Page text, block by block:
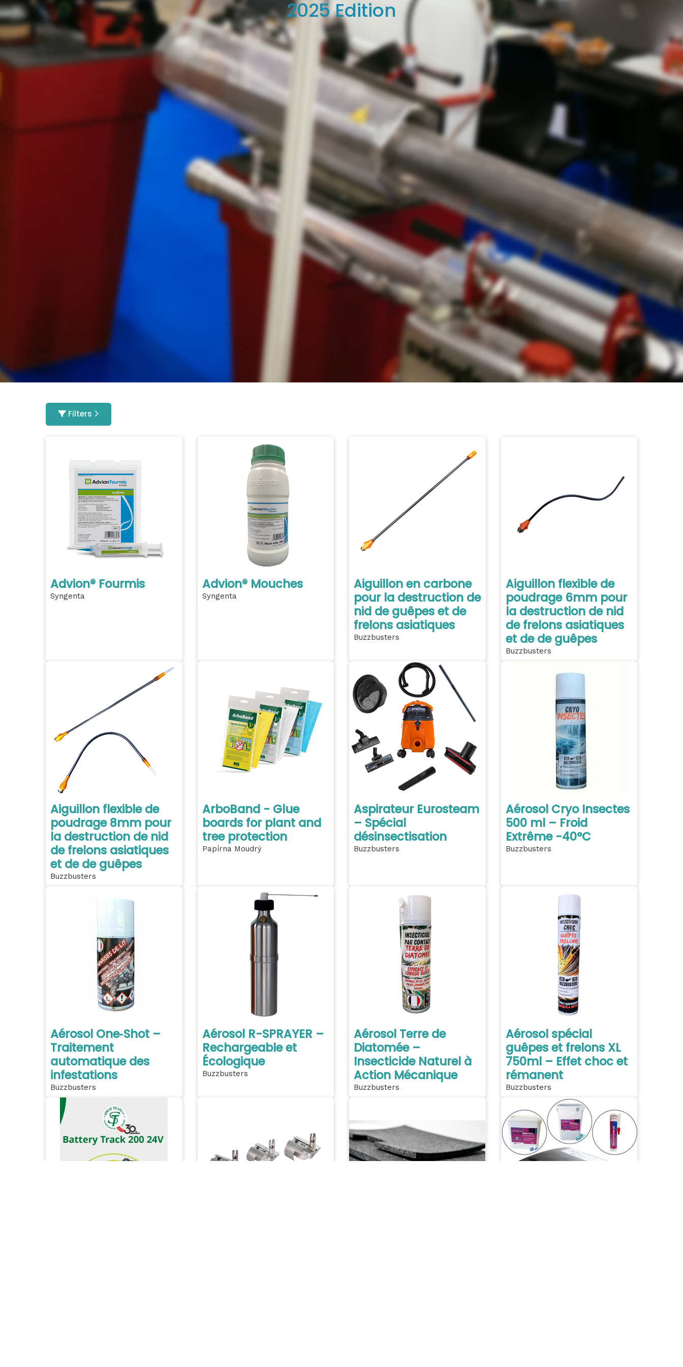
2025 Edition
Filters
Advion® Fourmis
Syngenta
Advion® Mouches
Syngenta
Aiguillon en carbone
pour la destruction de
nid de guêpes et de
frelons asiatiques
Buzzbusters
Aiguillon flexible de
poudrage 6mm pour
la destruction de nid
de frelons asiatiques
et de de guêpes
Buzzbusters
Aiguillon flexible de
poudrage 8mm pour
la destruction de nid
de frelons asiatiques
et de de guêpes
Buzzbusters
ArboBand - Glue
boards for plant and
tree protection
Papírna Moudrý
Aspirateur Eurosteam
– Spécial
désinsectisation
Buzzbusters
Aérosol Cryo Insectes
500 ml – Froid
Extrême -40°C
Buzzbusters
Aérosol One‑Shot –
Traitement
automatique des
infestations
Buzzbusters
Aérosol R-SPRAYER –
Rechargeable et
Écologique
Buzzbusters
Aérosol Terre de
Diatomée –
Insecticide Naturel à
Action Mécanique
Buzzbusters
Aérosol spécial
guêpes et frelons XL
750ml – Effet choc et
rémanent
Buzzbusters